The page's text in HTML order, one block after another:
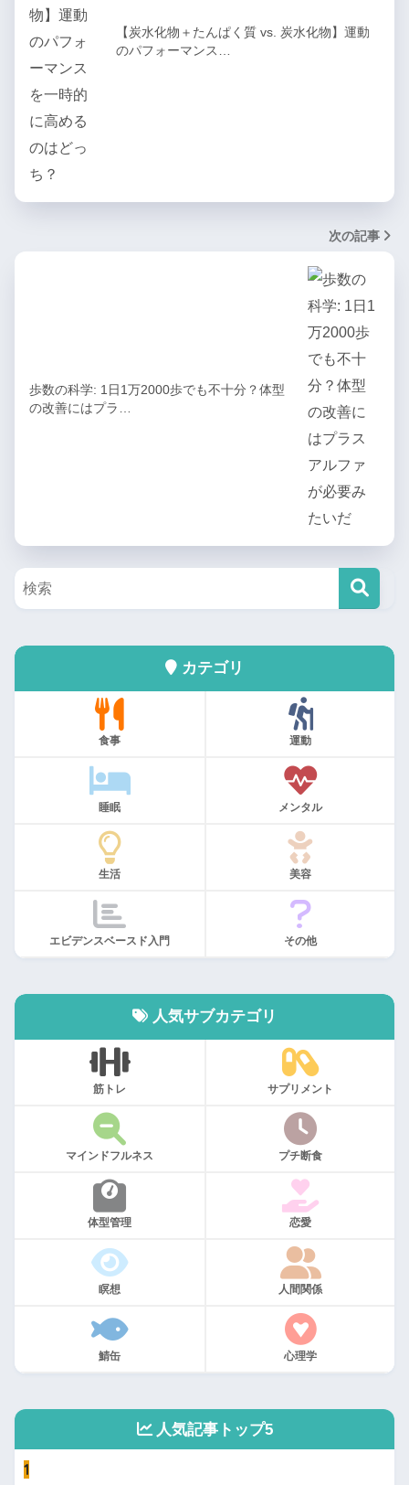
【炭水化物＋たんぱく質 vs. 炭水化物】運動
のパフォーマンス…
次の記事
歩数の科学: 1日1万2000歩でも不十分？体型
の改善にはプラ…
カテゴリ
食事 運動
睡眠 メンタル
生活 美容
エビデンスベースド入門 その他
人気サブカテゴリ
筋トレ サプリメント
マインドフルネス プチ断食
体型管理 恋愛
瞑想 人間関係
鯖缶 心理学
人気記事トップ5
1